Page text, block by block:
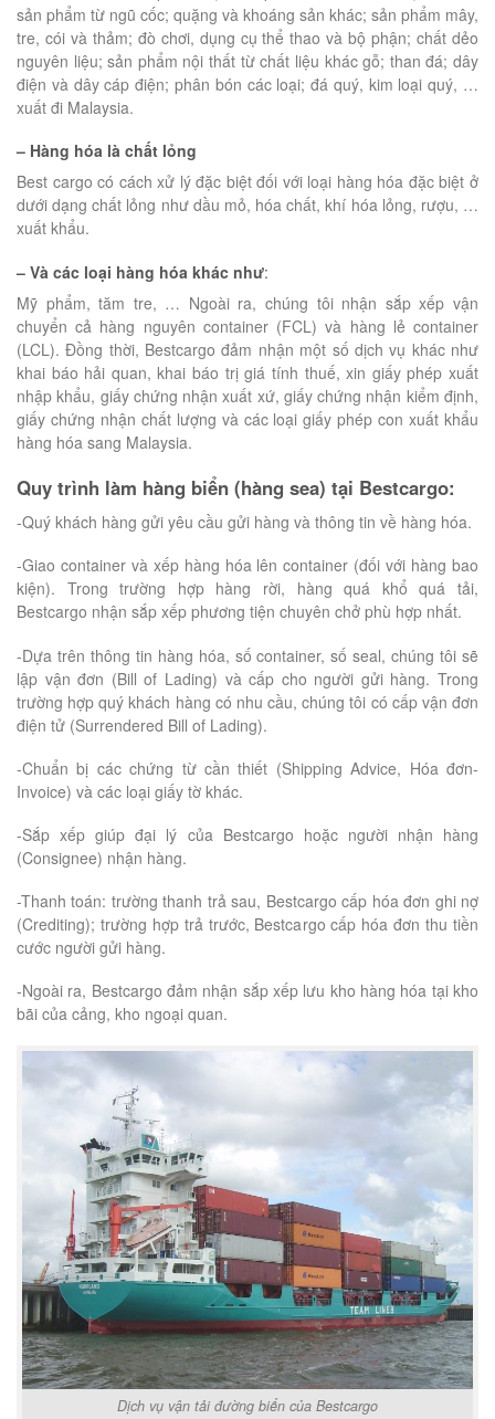
sản phẩm từ ngũ cốc; quặng và khoáng sản khác; sản phẩm mây,
tre, cói và thảm; đò chơi, dụng cụ thể thao và bộ phận; chất dẻo
nguyên liệu; sản phẩm nội thất từ chất liệu khác gỗ; than đá; dây
điện và dây cáp điện; phân bón các loại; đá quý, kim loại quý, …
xuất đi Malaysia.
– Hàng hóa là chất lỏng
Best cargo có cách xử lý đặc biệt đối với loại hàng hóa đặc biệt ở
dưới dạng chất lỏng như dầu mỏ, hóa chất, khí hóa lỏng, rượu, …
xuất khẩu.
– Và các loại hàng hóa khác như:
Mỹ phẩm, tăm tre, … Ngoài ra, chúng tôi nhận sắp xếp vận
chuyển cả hàng nguyên container (FCL) và hàng lẻ container
(LCL). Đồng thời, Bestcargo đảm nhận một số dịch vụ khác như
khai báo hải quan, khai báo trị giá tính thuế, xin giấy phép xuất
nhập khẩu, giấy chứng nhận xuất xứ, giấy chứng nhận kiểm định,
giấy chứng nhận chất lượng và các loại giấy phép con xuất khẩu
hàng hóa sang Malaysia.
Quy trình làm hàng biển (hàng sea) tại Bestcargo:
-Quý khách hàng gửi yêu cầu gửi hàng và thông tin về hàng hóa.
-Giao container và xếp hàng hóa lên container (đối với hàng bao
kiện). Trong trường hợp hàng rời, hàng quá khổ quá tải,
Bestcargo nhận sắp xếp phương tiện chuyên chở phù hợp nhất.
-Dựa trên thông tin hàng hóa, số container, số seal, chúng tôi sẽ
lập vận đơn (Bill of Lading) và cấp cho người gửi hàng. Trong
trường hợp quý khách hàng có nhu cầu, chúng tôi có cấp vận đơn
điện tử (Surrendered Bill of Lading).
-Chuẩn bị các chứng từ cần thiết (Shipping Advice, Hóa đơn-
Invoice) và các loại giấy tờ khác.
-Sắp xếp giúp đại lý của Bestcargo hoặc người nhận hàng
(Consignee) nhận hàng.
-Thanh toán: trường thanh trả sau, Bestcargo cấp hóa đơn ghi nợ
(Crediting); trường hợp trả trước, Bestcargo cấp hóa đơn thu tiền
cước người gửi hàng.
-Ngoài ra, Bestcargo đảm nhận sắp xếp lưu kho hàng hóa tại kho
bãi của cảng, kho ngoại quan.
Dịch vụ vận tải đường biển của Bestcargo